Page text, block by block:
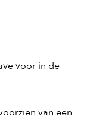
voor in de
van een